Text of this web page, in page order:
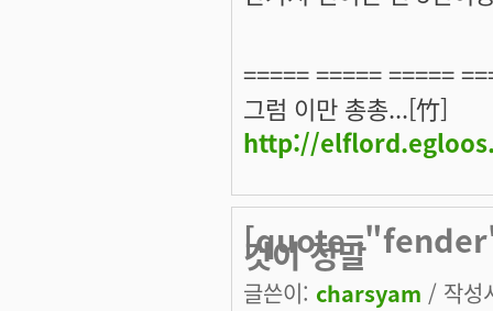
===== ===== =====
그럼 이만 총총...[竹]
http://
[quote="fender"]
것이 정말
글쓴이: charsyam / 작성